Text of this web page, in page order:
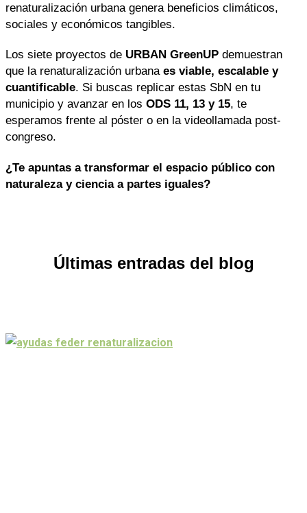
renaturalización urbana genera beneficios climáticos,
sociales y económicos tangibles.
Los siete proyectos de URBAN GreenUP demuestran
que la renaturalización urbana es viable, escalable y
cuantificable. Si buscas replicar estas SbN en tu
municipio y avanzar en los ODS 11, 13 y 15, te
esperamos frente al póster o en la videollamada post-
congreso.
¿Te apuntas a transformar el espacio público con
naturaleza y ciencia a partes iguales?
Últimas entradas del blog